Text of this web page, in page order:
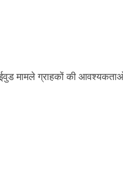
मामले ग्राहकों की